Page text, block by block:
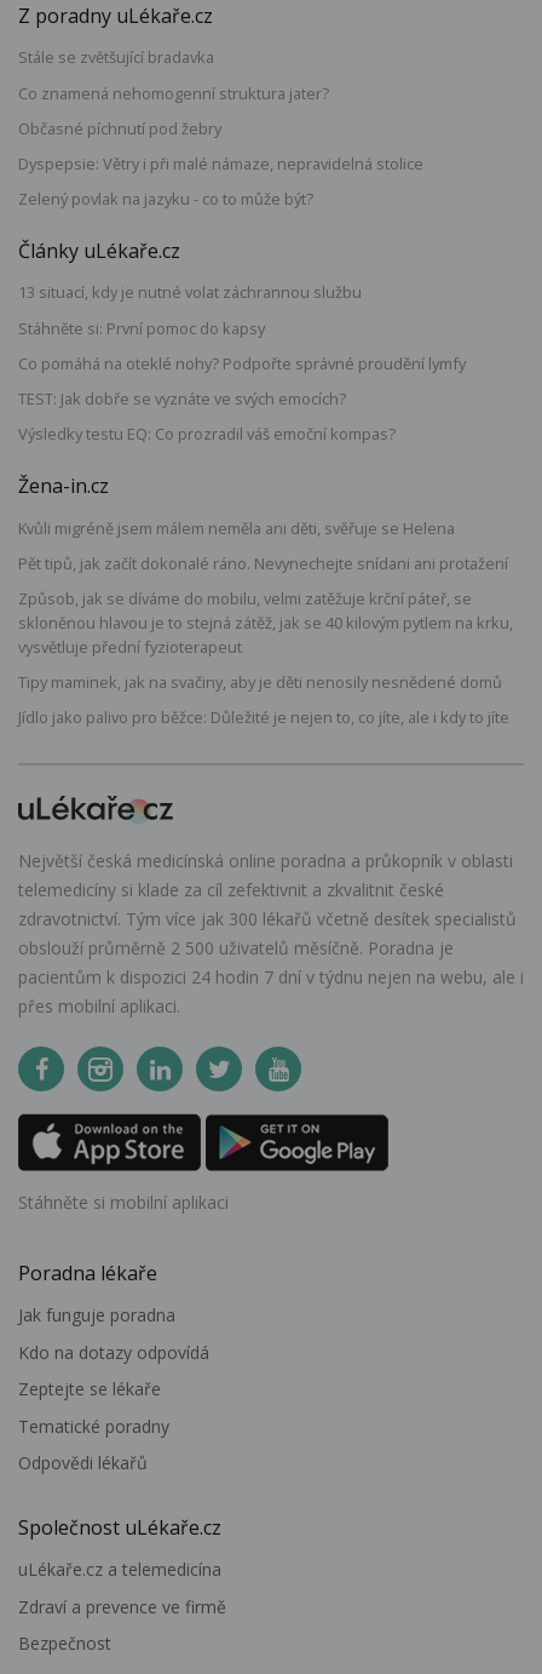
Z poradny uLékaře.cz
Stále se zvětšující bradavka
Co znamená nehomogenní struktura jater?
Občasné píchnutí pod žebry
Dyspepsie: Větry i při malé námaze, nepravidelná stolice
Zelený povlak na jazyku - co to může být?
Články uLékaře.cz
13 situací, kdy je nutné volat záchrannou službu
Stáhněte si: První pomoc do kapsy
Co pomáhá na oteklé nohy? Podpořte správné proudění lymfy
TEST: Jak dobře se vyznáte ve svých emocích?
Výsledky testu EQ: Co prozradil váš emoční kompas?
Žena-in.cz
Kvůli migréně jsem málem neměla ani děti, svěřuje se Helena
Pět tipů, jak začít dokonalé ráno. Nevynechejte snídani ani protažení
Způsob, jak se díváme do mobilu, velmi zatěžuje krční páteř, se
skloněnou hlavou je to stejná zátěž, jak se 40 kilovým pytlem na krku,
vysvětluje přední fyzioterapeut
Tipy maminek, jak na svačiny, aby je děti nenosily nesnědené domů
Jídlo jako palivo pro běžce: Důležité je nejen to, co jíte, ale i kdy to jíte
Největší česká medicínská online poradna a průkopník v oblasti
telemedicíny si klade za cíl zefektivnit a zkvalitnit české
zdravotnictví. Tým více jak 300 lékařů včetně desítek specialistů
obslouží průměrně 2 500 uživatelů měsíčně. Poradna je
pacientům k dispozici 24 hodin 7 dní v týdnu nejen na webu, ale i
přes mobilní aplikaci.
Stáhněte si mobilní aplikaci
Poradna lékaře
Jak funguje poradna
Kdo na dotazy odpovídá
Zeptejte se lékaře
Tematické poradny
Odpovědi lékařů
Společnost uLékaře.cz
uLékaře.cz a telemedicína
Zdraví a prevence ve firmě
Bezpečnost